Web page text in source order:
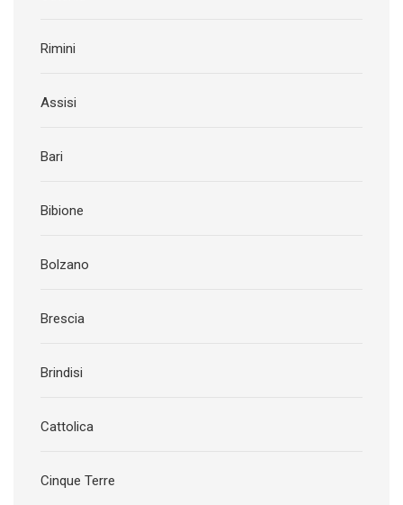
Rimini
Assisi
Bari
Bibione
Bolzano
Brescia
Brindisi
Cattolica
Cinque Terre